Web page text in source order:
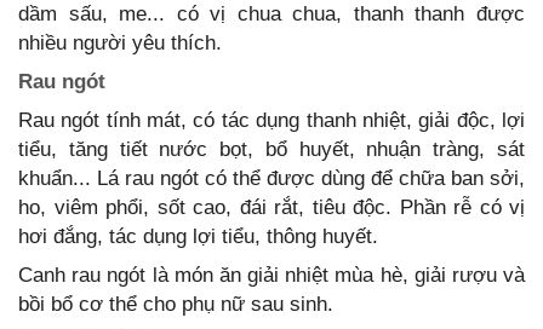
dầm sấu, me... có vị chua chua, thanh thanh được
nhiều người yêu thích.
Rau ngót
Rau ngót tính mát, có tác dụng thanh nhiệt, giải độc, lợi
tiểu, tăng tiết nước bọt, bổ huyết, nhuận tràng, sát
khuẩn... Lá rau ngót có thể được dùng để chữa ban sởi,
ho, viêm phổi, sốt cao, đái rắt, tiêu độc. Phần rễ có vị
hơi đắng, tác dụng lợi tiểu, thông huyết.
Canh rau ngót là món ăn giải nhiệt mùa hè, giải rượu và
bồi bổ cơ thể cho phụ nữ sau sinh.